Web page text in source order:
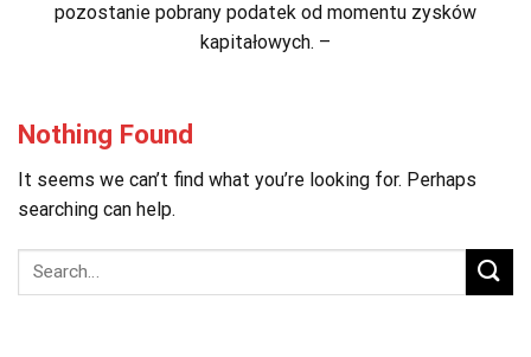
pozostanie pobrany podatek od momentu zysków
kapitałowych. –
Nothing Found
It seems we can’t find what you’re looking for. Perhaps
searching can help.